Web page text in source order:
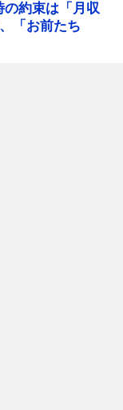
約束は「月収
「お前たち